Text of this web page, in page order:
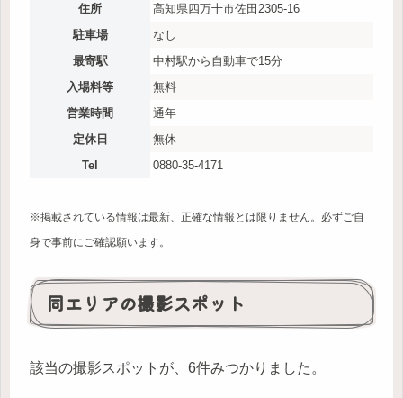
住所
高知県四万十市佐田2305-16
駐車場
なし
最寄駅
中村駅から自動車で15分
入場料等
無料
営業時間
通年
定休日
無休
Tel
0880-35-4171
※掲載されている情報は最新、正確な情報とは限りません。必ずご自
身で事前にご確認願います。
同エリアの撮影スポット
該当の撮影スポットが、6件みつかりました。